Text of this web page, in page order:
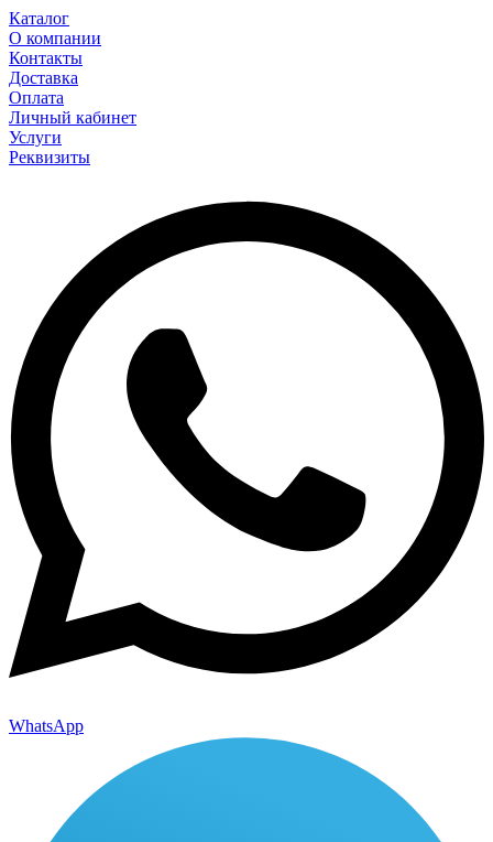
Каталог
О компании
Контакты
Доставка
Оплата
Личный кабинет
Услуги
Реквизиты
WhatsApp